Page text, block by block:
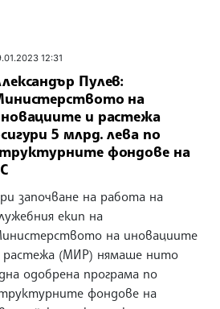
12:31
Пулев:
на
и растежа
5 млрд. лева по
фондове на
започване на работа на
екип на
на иновациите
растежа (МИР) нямаше нито
одобрена програма по
фондове на